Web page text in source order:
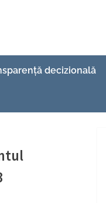
decizională